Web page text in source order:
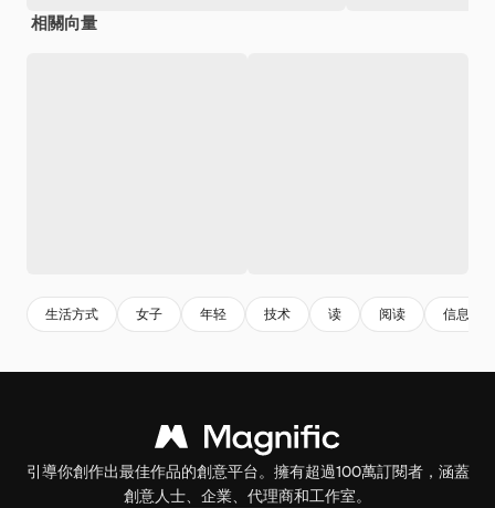
相關向量
生活方式 女子 年轻 技术 读 阅读 信息
引導你創作出最佳作品的創意平台。擁有超過100萬訂閱者，涵蓋
創意人士、企業、代理商和工作室。